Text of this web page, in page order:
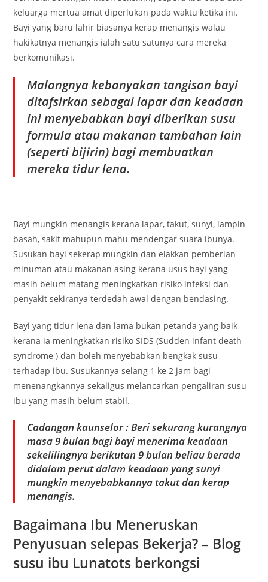
keluarga mertua amat diperlukan pada waktu ketika ini.
Bayi yang baru lahir biasanya kerap menangis walau
hakikatnya menangis ialah satu satunya cara mereka
berkomunikasi.
Malangnya kebanyakan tangisan bayi
ditafsirkan sebagai lapar dan keadaan
ini menyebabkan bayi diberikan susu
formula atau makanan tambahan lain
(seperti bijirin) bagi membuatkan
mereka tidur lena.
Bayi mungkin menangis kerana lapar, takut, sunyi, lampin
basah, sakit mahupun mahu mendengar suara ibunya.
Susukan bayi sekerap mungkin dan elakkan pemberian
minuman atau makanan asing kerana usus bayi yang
masih belum matang meningkatkan risiko infeksi dan
penyakit sekiranya terdedah awal dengan bendasing.
Bayi yang tidur lena dan lama bukan petanda yang baik
kerana ia meningkatkan risiko SIDS (Sudden infant death
syndrome ) dan boleh menyebabkan bengkak susu
terhadap ibu. Susukannya selang 1 ke 2 jam bagi
menenangkannya sekaligus melancarkan pengaliran susu
ibu yang masih belum stabil.
Cadangan kaunselor : Beri sekurang kurangnya
masa 9 bulan bagi bayi menerima keadaan
sekelilingnya berikutan 9 bulan beliau berada
didalam perut dalam keadaan yang sunyi
mungkin menyebabkannya takut dan kerap
menangis.
Bagaimana Ibu Meneruskan
Penyusuan selepas Bekerja? – Blog
susu ibu Lunatots berkongsi